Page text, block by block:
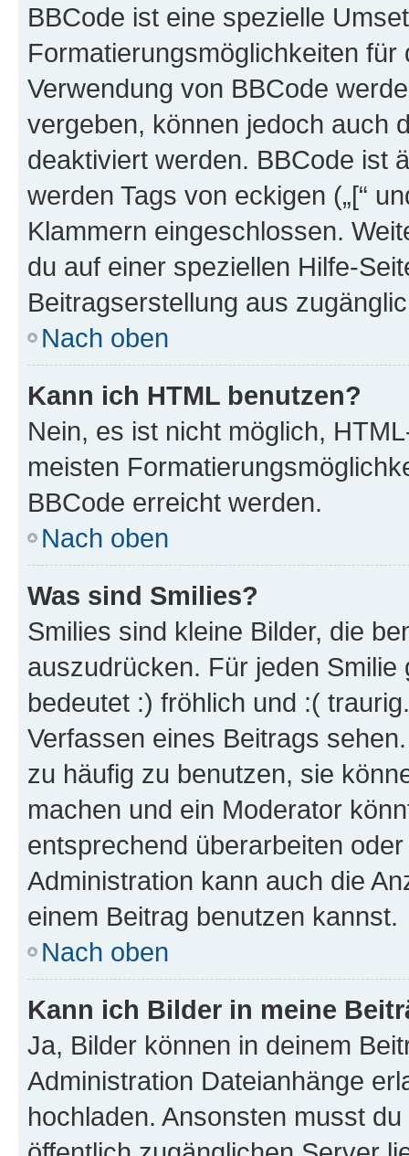
BBCode ist eine spezielle
Formatierungsmöglichkeiten
Verwendung von BBCode
vergeben, können jedoch auch
deaktiviert werden. BBCode ist
werden Tags von eckigen („[“
Klammern eingeschlossen.
du auf einer speziellen Hilfe-
Beitragserstellung aus
Nach oben
Kann ich HTML benutzen?
Nein, es ist nicht möglich,
meisten
BBCode erreicht werden.
Nach oben
Was sind Smilies?
Smilies sind kleine Bilder, die
auszudrücken. Für jeden
bedeutet :) fröhlich und :(
Verfassen eines Beitrags
zu häufig zu benutzen, sie
machen und ein Moderator
entsprechend überarbeiten
Administration kann auch die
einem Beitrag benutzen kannst.
Nach oben
Kann ich Bilder in meine
Ja, Bilder können in deinem
Administration Dateianhänge
hochladen. Ansonsten musst